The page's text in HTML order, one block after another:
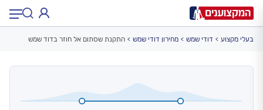
בעלי מקצוע דודי שמש מחירון דודי שמש התקנת שסתום אל חוזר בדוד שמש